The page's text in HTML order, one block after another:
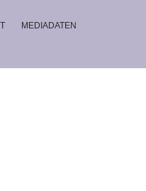
MEDIADATEN